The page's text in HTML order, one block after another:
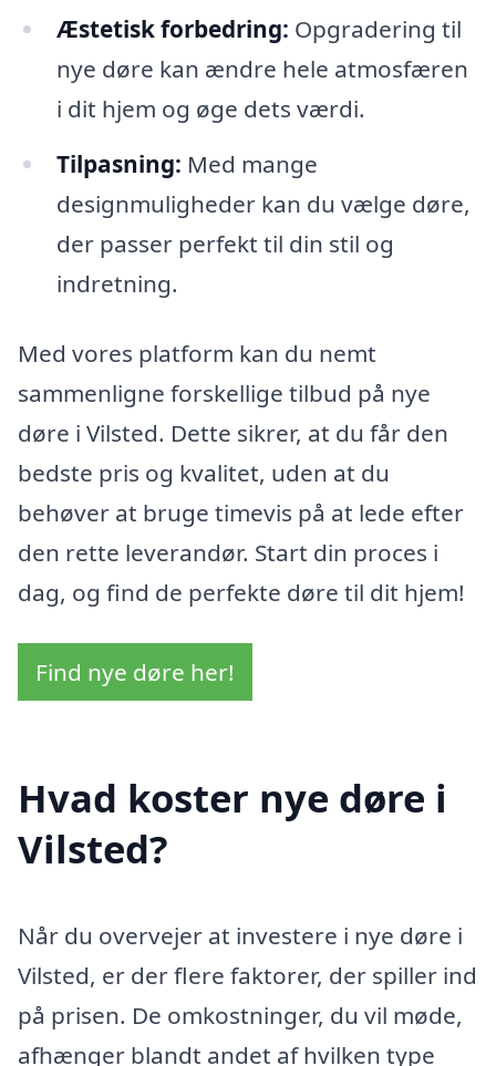
Æstetisk forbedring: Opgradering til
nye døre kan ændre hele atmosfæren
i dit hjem og øge dets værdi.
Tilpasning: Med mange
designmuligheder kan du vælge døre,
der passer perfekt til din stil og
indretning.
Med vores platform kan du nemt
sammenligne forskellige tilbud på nye
døre i Vilsted. Dette sikrer, at du får den
bedste pris og kvalitet, uden at du
behøver at bruge timevis på at lede efter
den rette leverandør. Start din proces i
dag, og find de perfekte døre til dit hjem!
Find nye døre her!
Hvad koster nye døre i
Vilsted?
Når du overvejer at investere i nye døre i
Vilsted, er der flere faktorer, der spiller ind
på prisen. De omkostninger, du vil møde,
afhænger blandt andet af hvilken type